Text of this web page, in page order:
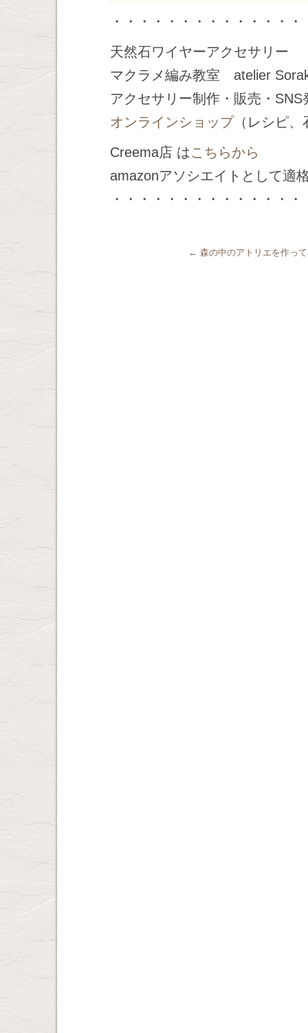
・・・・・・・・・・・・・・
天然石ワイヤーアクセサリー
マクラメ編み教室 atelier
アクセサリー制作・販売・
オンラインショップ（レシピ、
Creema店 はこちらから
amazonアソシエイトとして適
・・・・・・・・・・・・・・
← 森の中のアトリエを作っ